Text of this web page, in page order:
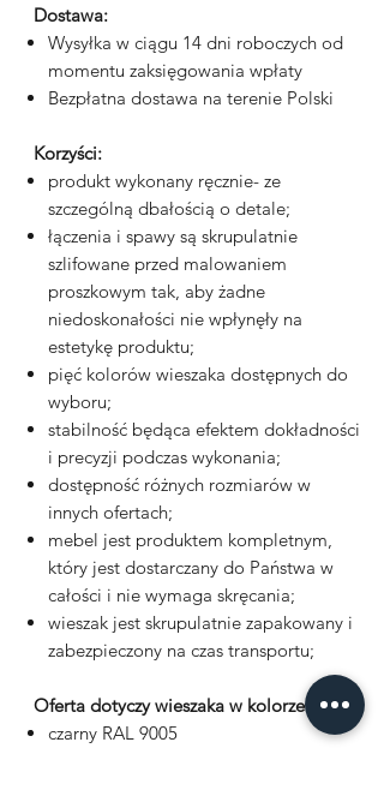
Dostawa:
Wysyłka w ciągu 14 dni roboczych od
momentu zaksięgowania wpłaty
Bezpłatna dostawa na terenie Polski
Korzyści:
produkt wykonany ręcznie- ze
szczególną dbałością o detale;
łączenia i spawy są skrupulatnie
szlifowane przed malowaniem
proszkowym tak, aby żadne
niedoskonałości nie wpłynęły na
estetykę produktu;
pięć kolorów wieszaka dostępnych do
wyboru;
stabilność będąca efektem dokładności
i precyzji podczas wykonania;
dostępność różnych rozmiarów w
innych ofertach;
mebel jest produktem kompletnym,
który jest dostarczany do Państwa w
całości i nie wymaga skręcania;
wieszak jest skrupulatnie zapakowany i
zabezpieczony na czas transportu;
Oferta dotyczy wieszaka w kolorze:
czarny RAL 9005